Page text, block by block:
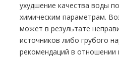
ухудшение качества воды
химическим параметрам.
может в результате
источников либо грубого
рекомендаций в